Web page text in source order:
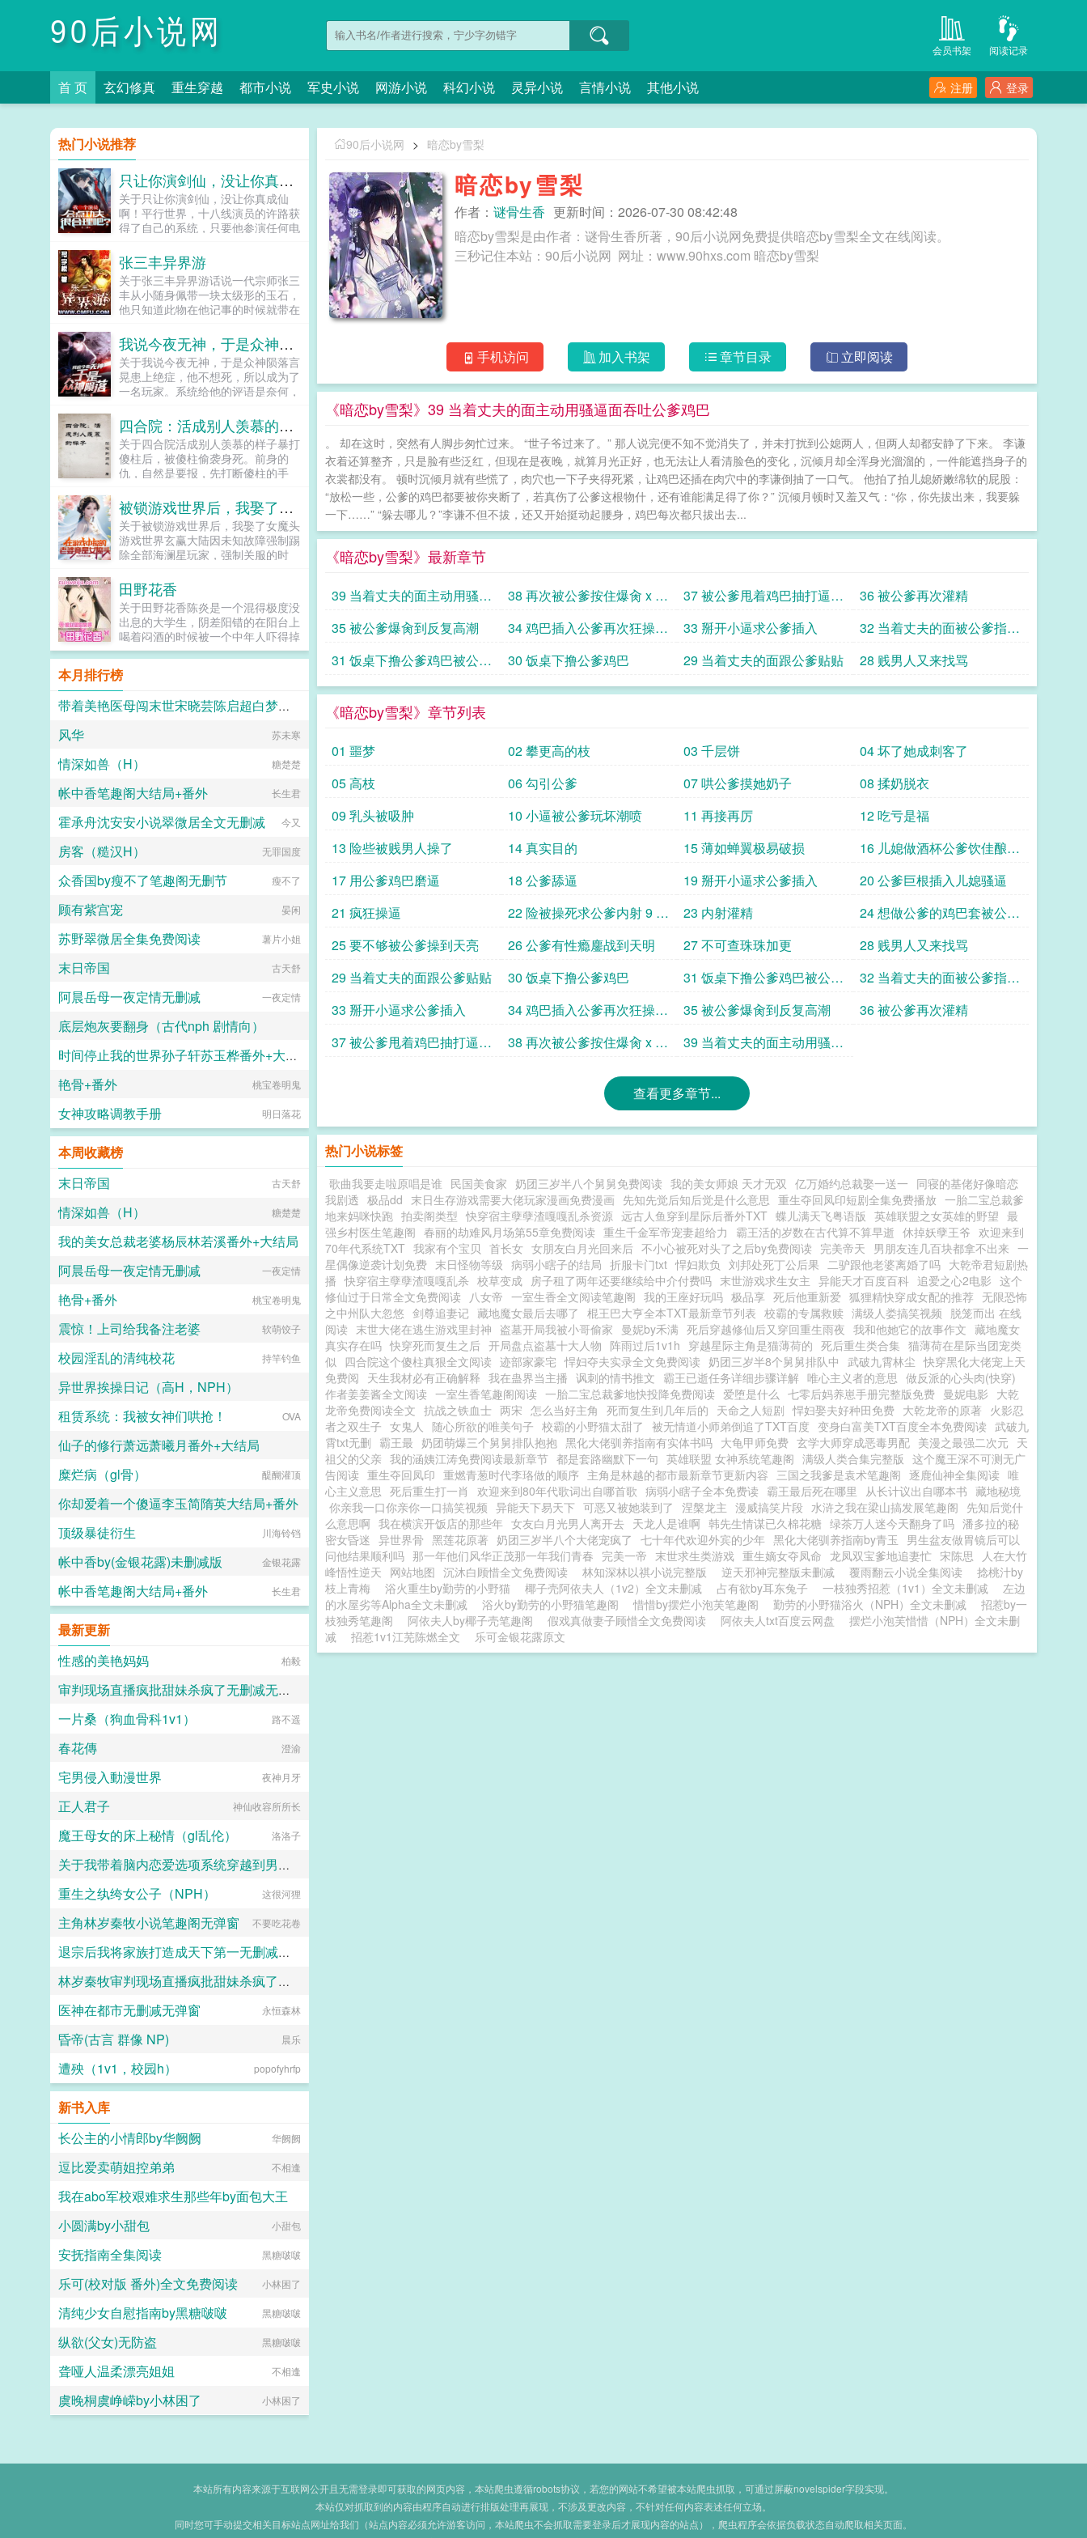
90后小说网 阅读记录
会员书架
首 页 玄幻修真 重生穿越 都市小说 军史小说 网游小说 科幻小说 灵异小说 言情小说 其他小说 登录
注册
90后小说网 > 暗恋by雪梨
暗恋by雪梨
作者： 谜骨生香 更新时间：2026-07-30 08:42:48
暗恋by雪梨是由作者：谜骨生香所著，90后小说网免费提供暗恋by雪梨全文在线阅读。
三秒记住本站：90后小说网 网址：www.90hxs.com 暗恋by雪梨
手机访问 加入书架 章节目录 立即阅读
《暗恋by雪梨》39 当着丈夫的面主动用骚逼面吞吐公爹鸡巴
。 却在这时，突然有人脚步匆忙过来。 “世子爷过来了。” 那人说完便不知不觉消失了，并未打扰到公媳两人，但两人却都安静了下来。 李谦
衣着还算整齐，只是脸有些泛红，但现在是夜晚，就算月光正好，也无法让人看清脸色的变化，沉倾月却全浑身光溜溜的，一件能遮挡身子的
衣裳都没有。 顿时沉倾月就有些慌了，肉穴也一下子夹得死紧，让鸡巴还插在肉穴中的李谦倒抽了一口气。 他拍了拍儿媳娇嫩绵软的屁股：
“放松一些，公爹的鸡巴都要被你夹断了，若真伤了公爹这根物什，还有谁能满足得了你？” 沉倾月顿时又羞又气：“你，你先拔出来，我要躲
一下……” “躲去哪儿？”李谦不但不拔，还又开始挺动起腰身，鸡巴每次都只拔出去...
《暗恋by雪梨》最新章节
39 当着丈夫的面主动用骚逼
面吞吐公爹鸡巴
38 再次被公爹按住爆肏 x u
n hu anl i c
37 被公爹甩着鸡巴抽打逼口
珠珠加更
36 被公爹再次灌精
35 被公爹爆肏到反复高潮
34 鸡巴插入公爹再次狂操儿
媳骚逼
33 掰开小逼求公爹插入
32 当着丈夫的面被公爹指奸
到高潮
31 饭桌下撸公爹鸡巴被公爹
指奸 ye hu a
30 饭桌下撸公爹鸡巴 29 当着丈夫的面跟公爹贴贴 28 贱男人又来找骂
《暗恋by雪梨》章节列表
01 噩梦 02 攀更高的枝 03 千层饼
04 坏了她成刺客了
05 高枝
06 勾引公爹 07 哄公爹摸她奶子
08 揉奶脱衣
09 乳头被吸肿
10 小逼被公爹玩坏潮喷 11 再接再厉
12 吃亏是福
13 险些被贱男人操了
14 真实目的 15 薄如蝉翼极易破损
16 儿媳做酒杯公爹饮佳酿珠
珠加更
17 用公爹鸡巴磨逼 18 公爹舔逼 19 掰开小逼求公爹插入
20 公爹巨根插入儿媳骚逼
21 疯狂操逼
22 险被操死求公爹内射 9 5
7c c om
23 内射灌精
24 想做公爹的鸡巴套被公爹
操晕
25 要不够被公爹操到天亮 26 公爹有性瘾鏖战到天明 27 不可查珠珠加更
28 贱男人又来找骂
29 当着丈夫的面跟公爹贴贴
30 饭桌下撸公爹鸡巴
31 饭桌下撸公爹鸡巴被公爹
指奸 ye hu a
32 当着丈夫的面被公爹指奸
到高潮
33 掰开小逼求公爹插入
34 鸡巴插入公爹再次狂操儿
媳骚逼
35 被公爹爆肏到反复高潮
36 被公爹再次灌精
37 被公爹甩着鸡巴抽打逼口
38 再次被公爹按住爆肏 x u
39 当着丈夫的面主动用骚逼
查看更多章节...
热门小说标签
歌曲我要走啦原唱是谁 民国美食家 奶团三岁半八个舅舅免费阅读 我的美女师娘 天才无双 亿万婚约总裁娶一送一 同寝的基佬好像暗恋
我剧透 极品dd 末日生存游戏需要大佬玩家漫画免费漫画 先知先觉后知后觉是什么意思 重生夺回凤印短剧全集免费播放 一胎二宝总裁爹
地来妈咪快跑 拍卖阁类型 快穿宿主孽孽渣嘎嘎乱杀资源 远古人鱼穿到星际后番外TXT 蝶儿满天飞粤语版 英雄联盟之女英雄的野望 最
强乡村医生笔趣阁 春丽的劫难风月场第55章免费阅读 重生千金军帝宠妻超给力 霸王活的岁数在古代算不算早逝 休掉妖孽王爷 欢迎来到
70年代系统TXT 我家有个宝贝 首长女 女朋友白月光回来后 不小心被死对头了之后by免费阅读 完美帝天 男朋友连几百块都拿不出来 一
星偶像逆袭计划免费 末日怪物等级 病弱小瞎子的结局 折服卡门txt 悍妇欺负 刘邦处死丁公后果 二驴跟他老婆离婚了吗 大乾帝君短剧热
播 快穿宿主孽孽渣嘎嘎乱杀 校草变成 房子租了两年还要继续给中介付费吗 末世游戏求生女主 异能天才百度百科 追爱之心2电影 这个
修仙过于日常全文免费阅读
八女帝 一室生香全文阅读笔趣阁 我的王座好玩吗 极品享 死后他重新爱 狐狸精快穿成女配的推荐 无限恐怖
之中州队大忽悠 剑尊追妻记 藏地魔女最后去哪了 棍王巴大亨全本TXT最新章节列表 校霸的专属救赎 满级人娄搞笑视频 脱笼而出 在线
阅读 末世大佬在逃生游戏里封神 盗墓开局我被小哥偷家 曼妮by禾满 死后穿越修仙后又穿回重生雨夜 我和他她它的故事作文 藏地魔女
真实存在吗 快穿死而复生之后 开局盘点盗墓十大人物 阵雨过后1v1h 穿越星际主角是猫薄荷的 死后重生类合集 猫薄荷在星际当团宠类
似 四合院这个傻柱真狠全文阅读 迹部家豪宅 悍妇夺夫实录全文免费阅读 奶团三岁半8个舅舅排队中 武破九霄林尘 快穿黑化大佬宠上天
免费阅 天生我材必有正确解释 我在蛊界当主播 讽刺的情书推文 霸王已逝任务详细步骤详解 唯心主义者的意思 做反派的心头肉(快穿)
作者姜姜酱全文阅读 一室生香笔趣阁阅读 一胎二宝总裁爹地快投降免费阅读 爱堕是什么 七零后妈养崽手册完整版免费 曼妮电影 大乾
龙帝免费阅读全文 抗战之铁血士 两宋 怎么当好主角 死而复生到几年后的 天命之人短剧 悍妇娶夫好种田免费 大乾龙帝的原著 火影忍
者之双生子 女鬼人 随心所欲的唯美句子 校霸的小野猫太甜了 被无情道小师弟倒追了TXT百度 变身白富美TXT百度全本免费阅读 武破九
霄txt无删 霸王最 奶团萌爆三个舅舅排队抱抱 黑化大佬驯养指南有实体书吗 大龟甲师免费 玄学大师穿成恶毒男配 美漫之最强二次元 天
祖父的父亲 我的涵姨江涛免费阅读最新章节 都是套路幽默下一句 英雄联盟 女神系统笔趣阁 满级人类合集完整版 这个魔王深不可测无广
告阅读 重生夺回凤印 重燃青葱时代李珞做的顺序 主角是林越的都市最新章节更新内容 三国之我爹是袁术笔趣阁 逐鹿仙神全集阅读 唯
心主义意思 死后重生打一肖 欢迎来到80年代歌词出自哪首歌 病弱小瞎子全本免费读 霸王最后死在哪里 从长计议出自哪本书 藏地秘境
你亲我一口你亲你一口搞笑视频 异能天下易天下 可恶又被她装到了 涅槃龙主 漫威搞笑片段 水浒之我在梁山搞发展笔趣阁 先知后觉什
么意思啊 我在横滨开饭店的那些年 女友白月光男人离开去 天龙人是谁啊 韩先生情谋已久棉花糖 绿茶万人迷今天翻身了吗 潘多拉的秘
密女昏迷 异世界骨 黑莲花原著 奶团三岁半八个大佬宠疯了 七十年代欢迎外宾的少年 黑化大佬驯养指南by青玉
男生盆友做胃镜后可以
问他结果顺利吗 那一年他们风华正茂那一年我们青春 完美一帝 末世求生类游戏 重生嫡女夺凤命 龙凤双宝爹地追妻忙 宋陈思
人在大竹
峰悟性逆天 网站地图 沉沐白顾惜全文免费阅读 林知深林以祺小说完整版 逆天邪神完整版未删减 覆雨翻云小说全集阅读
捻桃汁by
枝上青梅
浴火重生by勤劳的小野猫 椰子壳阿依夫人（1v2）全文未删减 占有欲by耳东兔子 一枝独秀招惹（1v1）全文未删减
左边
的水屋劣等Alpha全文未删减
浴火by勤劳的小野猫笔趣阁 惜惜by摆烂小泡芙笔趣阁 勤劳的小野猫浴火（NPH）全文未删减
招惹by一
枝独秀笔趣阁
阿依夫人by椰子壳笔趣阁 假戏真做妻子顾惜全文免费阅读 阿依夫人txt百度云网盘
摆烂小泡芙惜惜（NPH）全文未删
减
招惹1v1江芜陈燃全文 乐可金银花露原文
热门小说推荐
只让你演剑仙，没让你真成仙啊！
关于只让你演剑仙，没让你真成仙
啊！平行世界，十八线演员的许路获
得了自己的系统，只要他参演任何电
能。参演‘叶闻2’，他获得功夫精通，
街战中以一敌五，轻松搞定，让正在
观看他直播的观众目瞪口呆。许风表
示我一个演员，会点功夫很合理吧！
粉丝都被请去警局喝茶了，你觉得合
与造假工艺，在古玩一条街成功捡
漏，开局十万倍利润。参演推理片，
他获得破案精通与犯罪精通，提出完
美犯罪理论，让警方如临大敌。参演
技，直言某地有大墓，再度被请去局
里喝茶。当仙侠剧组慕名而来找到他
的时候，所有粉丝全都绷不住了！...
张三丰异界游
关于张三丰异界游话说一代宗师张三
丰从小随身佩带一块太级形的玉石，
他只知道此物在他记事的时候就带在
神器之一的‘太级魂石’。太级魂石可
令修炼者事半功倍，且百邪不侵，原
本是原始天尊随身所配之宝，不慎失
落凡间。当张三丰太级神功大成之
后，身上外泄的真气刺激太级魂石发
尊欣喜之下用法术收回了太级魂石，
不料同时也把带着太级魂石的张三丰
招到了跟前，原始天尊不惊反喜，看
到张三丰资质惊人便收做关门弟子。
入道，自创‘太级神功’的道修版。曾
与哪吒三太子赌战，三天内破不了他
的防御，结果赢了三太子的浑天凌。
原始天尊又将浑天凌用天河银沙，赤
炼梧桐等物从新祭练，并在天火中淬
练化为炫亟天火之身，练毕之后的混
天凌光泛七彩，若隐若现，一只紫色
三足金乌与其内尽情遨游，重取
名‘七彩混天凌’。原始天尊又赐予了
两件神器级的宝物，就放他四处云游
了。一件是‘佛祖金莲’，本是如来坐
下金莲，赌棋输于原始天尊的，此金
莲不仅可用以攻防，还有其他诸多神
奇妙用，在神界中是最顶级的法宝。
另一件更了不得，乃是原始天尊压箱
底的宝物‘昊天神剑’，此神剑据传是
火中祭练了数万年乃成，号称九天十
地诸般神魔两界内无坚不摧，以原始
天尊之能也不过发挥神剑三成的神
威，张三丰只能用出一成的效果，神
魔两界就少有人挡了。顾此，别人都
叫他三宝道人。张三丰奉师命云游，
结识了孙大圣，不打不相识，结为兄
弟，被孙大圣撺掇着跑到西方神界，
又认识了鬼精灵的雅典娜。三个人都
是没事惹事的主，把个西方诸神搅了
个天翻地覆，被西方诸神‘亲切’的称
为‘三害’。后孙悟空成功泡上了嫦娥
归隐花果山，剩下两个也坠入爱河隐
居奥林匹亚圣山顶的雅典娜神宫，却
不料招来一场灭顶大祸！由于两人互
合，能力大增！被东西方诸神所忌，
两方联合剿灭张三丰，雅典娜于奥林
匹亚圣山之颠。二人最后自爆其神，
与来犯诸神同归于尽！此役之后东西
方神族失去了七位主神，这一天被后
世称作诸神的黄昏。而张三丰转生异
界大陆的大汉王国，凭借数百年炼成
事也就因此而起！...
我说今夜无神，于是众神陨落
关于我说今夜无神，于是众神陨落言
晃患上绝症，他不想死，所以成为了
一名玩家。系统给他的评语是奈何，
了最难新手副本，必死无疑好吧！这
属性面板怎么比小学生还弱，这怕不
是得凉凉？来了来了，他触发了被杀
剧情！温柔的谢叔叔要过来砍他了！
然而，待谢叔叔提着菜刀过来之时，
叔叔，不断给言晃透露隐藏线索！你
不会伤害我，所以这把刀是送给我的
礼物对吗？是的。吃瓜群众卧槽？这
么容易就得道具了？不可能，绝对不
激涕零。自闭少年我以前自卑又自
闭，后来听了言老师开导，已经是社
牛了。神说，言晃违规了世界的意
志，要施以制裁。言晃今夜将是无神
夜。于是，众神陨落。...
四合院：活成别人羡慕的样子
关于四合院活成别人羡慕的样子暴打
傻柱后，被傻柱偷袭身死。前身的
仇，自然是要报，先打断傻柱的手
险，不错，确实很危险，所以，为了
日后的美好生活，要强大起来，让四
合院的众人只能仰望他，敬畏他，不
敢得罪他，危险更是要抹杀在萌芽
中，这样就不会有危险了。就这样白
子。...
被锁游戏世界后，我娶了女魔头
关于被锁游戏世界后，我娶了女魔头
游戏世界玄赢大陆因未知故障强制踢
除全部海澜星玩家，强制关服的时
玄赢大陆唯一的玩家，而且还被禁足
在了新手村，宋烨便只能靠着每天跑
跑新手村任务，来获取经验升级，也
不知时间过去了多久，因自觉回到现
世无望，宋烨便娶了一个来路不明的
外乡女，在新手村完成了自己的一件
人生大事。某日，玄赢大陆终于再度
在现世海澜星开启游戏登录，成千上
万的玩家涌了进来，可这时，玩家们
才发现，游戏中实力最为恐怖的女魔
头竟已成为玩家宋烨的老婆！...
田野花香
关于田野花香陈炎是一个混得极度没
出息的大学生，阴差阳错的在阳台上
喝着闷酒的时候被一个中年人吓得掉
下楼下，醒来的时候却发现是在自己
的高中时代。经历了惨败的婚姻和现
实的残酷，陈炎决定好好的利用自己
机会推倒所有的美女，清纯的学生
妹，只知道埋头读书的校花骚无比的
事有什么用！手里掐着钱去糟蹋别人
本月排行榜
带着美艳医母闯末世宋晓芸陈启超白梦胧番外+大结局
画纯爱的JIN
风华 苏未寒
情深如兽（H） 糖楚楚
帐中香笔趣阁大结局+番外 长生君
霍承舟沈安安小说翠微居全文无删减 今又
房客（糙汉H） 无罪国度
众香国by瘦不了笔趣阁无删节 瘦不了
顾有紫宫宠 晏闲
苏野翠微居全集免费阅读 薯片小姐
末日帝国 古天舒
阿晨岳母一夜定情无删减 一夜定情
底层炮灰要翻身（古代nph 剧情向）
漓人故梦
时间停止我的世界孙子轩苏玉桦番外+大结局
chengqiran
艳骨+番外 桃宝卷明鬼
女神攻略调教手册 明日落花
本周收藏榜
末日帝国
古天舒
情深如兽（H） 糖楚楚
我的美女总裁老婆杨辰林若溪番外+大结局
霉干菜烧饼
阿晨岳母一夜定情无删减 一夜定情
艳骨+番外 桃宝卷明鬼
震惊！上司给我备注老婆 软萌饺子
校园淫乱的清纯校花 持竿钓鱼
异世界挨操日记（高H，NPH）
每天一瓶安佳牛奶
租赁系统：我被女神们哄抢！ OVA
仙子的修行萧远萧曦月番外+大结局
karma085
糜烂病（gl骨） 醍醐灌顶
你却爱着一个傻逼李玉简隋英大结局+番外
水千丞
顶级暴徒衍生 川海铃铛
帐中香by(金银花露)未删减版 金银花露
帐中香笔趣阁大结局+番外 长生君
最新更新
性感的美艳妈妈
柏毅
审判现场直播疯批甜妹杀疯了无删减无弹窗
不要吃花卷
一片桑（狗血骨科1v1） 路不遥
春花傳 澄渝
宅男侵入動漫世界 夜神月牙
正人君子 神仙收容所所长
魔王母女的床上秘情（gl乱伦） 洛洛子
关于我带着脑内恋爱选项系统穿越到男女比例失调的炎孕世界
黑月何时嚎叫
重生之纨绔女公子（NPH） 这很河狸
主角林岁秦牧小说笔趣阁无弹窗 不要吃花卷
退宗后我将家族打造成天下第一无删减无弹窗
天龙地蛇
林岁秦牧审判现场直播疯批甜妹杀疯了全集免费阅读
不要吃花卷
医神在都市无删减无弹窗 永恒森林
昏帝(古言 群像 NP) 晨乐
遭殃（1v1，校园h） popofyhrfp
新书入库
长公主的小情郎by华阙阙
华阙阙
逗比爱卖萌姐控弟弟 不相逢
我在abo军校艰难求生那些年by面包大王
面包大王
小圆满by小甜包 小甜包
安抚指南全集阅读 黑糖啵啵
乐可(校对版 番外)全文免费阅读 小林困了
清纯少女自慰指南by黑糖啵啵 黑糖啵啵
纵欲(父女)无防盗 黑糖啵啵
聋哑人温柔漂亮姐姐 不相逢
虞晚桐虞峥嵘by小林困了 小林困了
本站所有内容来源于互联网公开且无需登录即可获取的网页内容，本站爬虫遵循robots协议，若您的网站不希望被本站爬虫抓取，可通过屏蔽novelspider字段实现。
本站仅对抓取到的内容由程序自动进行排版处理再展现，不涉及更改内容，不针对任何内容表述任何立场。
同时您可手动提交相关目标站点网址给我们（站点内容必须允许游客访问，本站爬虫不会抓取需要登录后才展现内容的站点），爬虫程序会依据负载状态自动爬取相关页面。